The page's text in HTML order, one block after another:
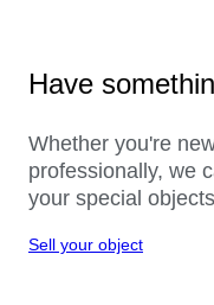
Have
Whether you're
professionally, we
your special
Sell your object